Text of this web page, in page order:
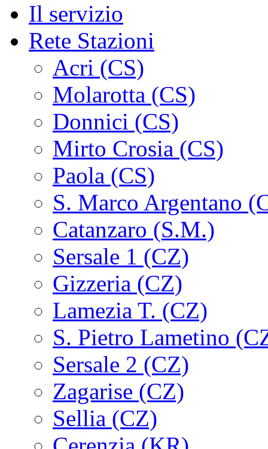
Il servizio
Rete Stazioni
Acri (CS)
Molarotta (CS)
Donnici (CS)
Mirto Crosia (CS)
Paola (CS)
S. Marco Argentano
Catanzaro (S.M.)
Sersale 1 (CZ)
Gizzeria (CZ)
Lamezia T. (CZ)
S. Pietro Lametino
Sersale 2 (CZ)
Zagarise (CZ)
Sellia (CZ)